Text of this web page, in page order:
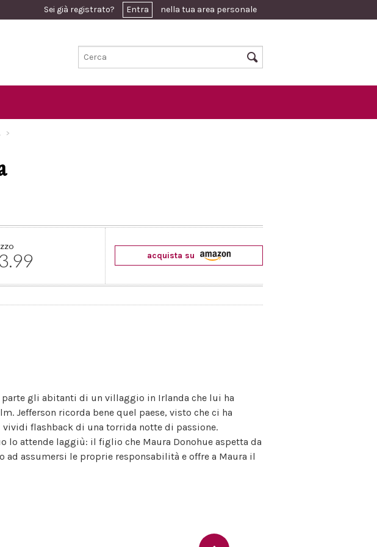
Sei già registrato? Entra nella tua area personale
acquista su
parte gli abitanti di un villaggio in Irlanda che lui ha
Jefferson ricorda bene quel paese, visto che ci ha
flashback di una torrida notte di passione.
lo attende laggiù: il figlio che Maura Donohue aspetta da
assumersi le proprie responsabilità e offre a Maura il